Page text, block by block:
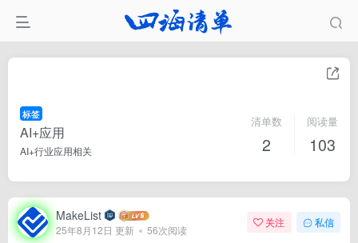
标签
AI+应用
AI+行业应用相关
清单数
2
阅读量
103
MakeList
25年8月12日 更新 56次阅读
关注 私信